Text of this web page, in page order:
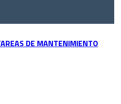
DE MANTENIMIENTO